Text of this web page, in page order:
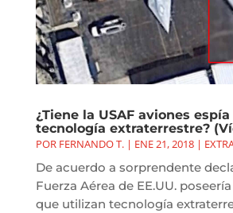
¿Tiene la USAF aviones espía
tecnología extraterrestre?
POR FERNANDO T.| ENE 21, 2018|
De acuerdo a sorprendente
Fuerza Aérea de EE.UU.
que utilizan tecnología